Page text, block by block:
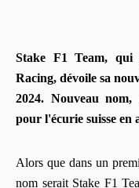
Stake F1 Team, qui
Racing, dévoile sa
2024. Nouveau nom,
pour l'écurie suisse
Alors que dans un
nom serait Stake F1